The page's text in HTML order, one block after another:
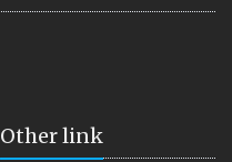
Other link